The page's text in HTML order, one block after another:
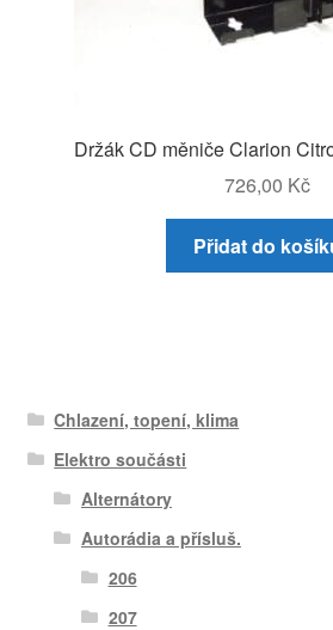
Držák CD měniče Clarion
726,00 Kč
Přidat do
Chlazení, topení, klima
Elektro součásti
Alternátory
Autorádia a přísluš.
206
207